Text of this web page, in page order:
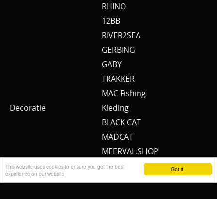
Got it!
This website uses cookies to ensure you get the best
experience on our website
RHINO
12BB
RIVER2SEA
GERBING
GABY
TRAKKER
MAC Fishing
Decoratie
Kleding
BLACK CAT
MADCAT
MEERVAL.SHOP
UNICAT
ZECK